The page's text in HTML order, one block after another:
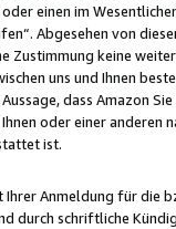
einen im
Abgesehen von
Zustimmung keine
uns und Ihnen
dass Amazon
oder einer
ist.
Anmeldung für die
durch schriftliche